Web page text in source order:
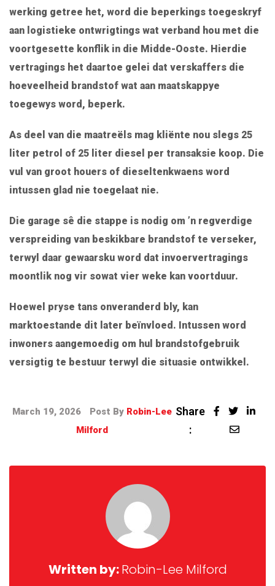
werking getree het, word die beperkings toegeskryf
aan logistieke ontwrigtings wat verband hou met die
voortgesette konflik in die Midde-Ooste. Hierdie
vertragings het daartoe gelei dat verskaffers die
hoeveelheid brandstof wat aan maatskappye
toegewys word, beperk.
As deel van die maatreëls mag kliënte nou slegs 25
liter petrol of 25 liter diesel per transaksie koop. Die
vul van groot houers of dieseltenkwaens word
intussen glad nie toegelaat nie.
Die garage sê die stappe is nodig om ’n regverdige
verspreiding van beskikbare brandstof te verseker,
terwyl daar gewaarsku word dat invoervertragings
moontlik nog vir sowat vier weke kan voortduur.
Hoewel pryse tans onveranderd bly, kan
marktoestande dit later beïnvloed. Intussen word
inwoners aangemoedig om hul brandstofgebruik
versigtig te bestuur terwyl die situasie ontwikkel.
March 19, 2026 Post By Robin-Lee
Milford
Share
:
Written by:Robin-Lee Milford